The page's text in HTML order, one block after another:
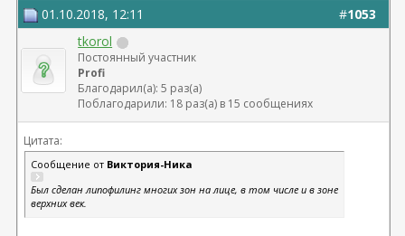
#1053
01.10.2018, 12:11
tkorol
Постоянный участник
Profi
Благодарил(а): 5 раз(а)
Поблагодарили: 18 раз(а) в 15 сообщениях
Цитата:
Сообщение от Виктория-Ника
Был сделан липофилинг многих зон на лице, в том числе и в зоне
верхних век.